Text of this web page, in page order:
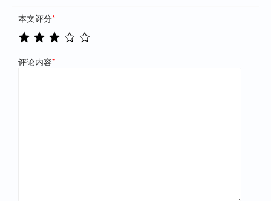
本文评分*
评论内容*